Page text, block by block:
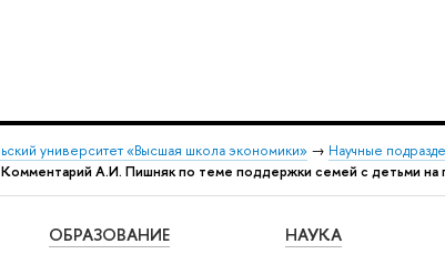
университет «Высшая школа экономики» → Научные
Комментарий А.И. Пишняк по теме поддержки семей с детьми на
ОБРАЗОВАНИЕ НАУКА